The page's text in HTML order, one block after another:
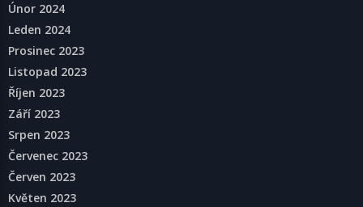
Únor 2024
Leden 2024
Prosinec 2023
Listopad 2023
Říjen 2023
Září 2023
Srpen 2023
Červenec 2023
Červen 2023
Květen 2023